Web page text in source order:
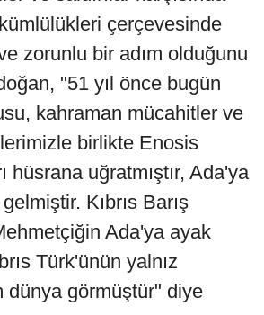
çerçevesinde
zorunlu bir adım olduğunu
"51 yıl önce bugün
kahraman mücahitler ve
birlikte Enosis
hüsrana uğratmıştır, Ada'ya
Kıbrıs Barış
Ada'ya ayak
Türk'ünün yalnız
dünya görmüştür" diye